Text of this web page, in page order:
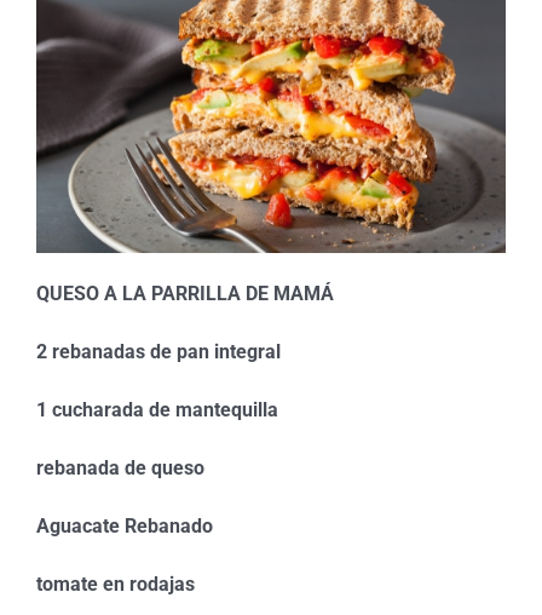
QUESO A LA PARRILLA DE MAMÁ
2 rebanadas de pan integral
1 cucharada de mantequilla
rebanada de queso
Aguacate Rebanado
tomate en rodajas